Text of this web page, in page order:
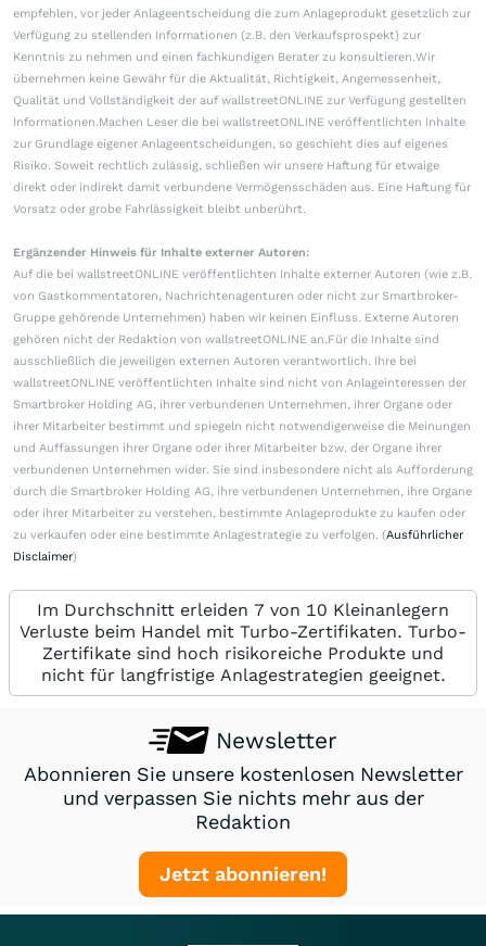
empfehlen, vor jeder Anlageentscheidung die zum Anlageprodukt gesetzlich zur
Verfügung zu stellenden Informationen (z.B. den Verkaufsprospekt) zur
Kenntnis zu nehmen und einen fachkundigen Berater zu konsultieren.Wir
übernehmen keine Gewähr für die Aktualität, Richtigkeit, Angemessenheit,
Qualität und Vollständigkeit der auf wallstreetONLINE zur Verfügung gestellten
Informationen.Machen Leser die bei wallstreetONLINE veröffentlichten Inhalte
zur Grundlage eigener Anlageentscheidungen, so geschieht dies auf eigenes
Risiko. Soweit rechtlich zulässig, schließen wir unsere Haftung für etwaige
direkt oder indirekt damit verbundene Vermögensschäden aus. Eine Haftung für
Vorsatz oder grobe Fahrlässigkeit bleibt unberührt.
Ergänzender Hinweis für Inhalte externer Autoren:
Auf die bei wallstreetONLINE veröffentlichten Inhalte externer Autoren (wie z.B.
von Gastkommentatoren, Nachrichtenagenturen oder nicht zur Smartbroker-
Gruppe gehörende Unternehmen) haben wir keinen Einfluss. Externe Autoren
gehören nicht der Redaktion von wallstreetONLINE an.Für die Inhalte sind
ausschließlich die jeweiligen externen Autoren verantwortlich. Ihre bei
wallstreetONLINE veröffentlichten Inhalte sind nicht von Anlageinteressen der
Smartbroker Holding AG, ihrer verbundenen Unternehmen, ihrer Organe oder
ihrer Mitarbeiter bestimmt und spiegeln nicht notwendigerweise die Meinungen
und Auffassungen ihrer Organe oder ihrer Mitarbeiter bzw. der Organe ihrer
verbundenen Unternehmen wider. Sie sind insbesondere nicht als Aufforderung
durch die Smartbroker Holding AG, ihre verbundenen Unternehmen, ihre Organe
oder ihrer Mitarbeiter zu verstehen, bestimmte Anlageprodukte zu kaufen oder
zu verkaufen oder eine bestimmte Anlagestrategie zu verfolgen. (Ausführlicher
Disclaimer)
Im Durchschnitt erleiden 7 von 10 Kleinanlegern
Verluste beim Handel mit Turbo-Zertifikaten. Turbo-
Zertifikate sind hoch risikoreiche Produkte und
nicht für langfristige Anlagestrategien geeignet.
Newsletter
Abonnieren Sie unsere kostenlosen Newsletter
und verpassen Sie nichts mehr aus der
Redaktion
Jetzt abonnieren!